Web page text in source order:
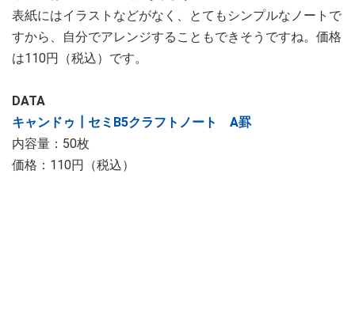
表紙にはイラストなどがなく、とてもシンプルなノートで
すから、自分でアレンジすることもできそうですね。価格
は110円（税込）です。
DATA
キャンドゥ┃セミB5クラフトノート A罫
内容量：50枚
価格：110円（税込）